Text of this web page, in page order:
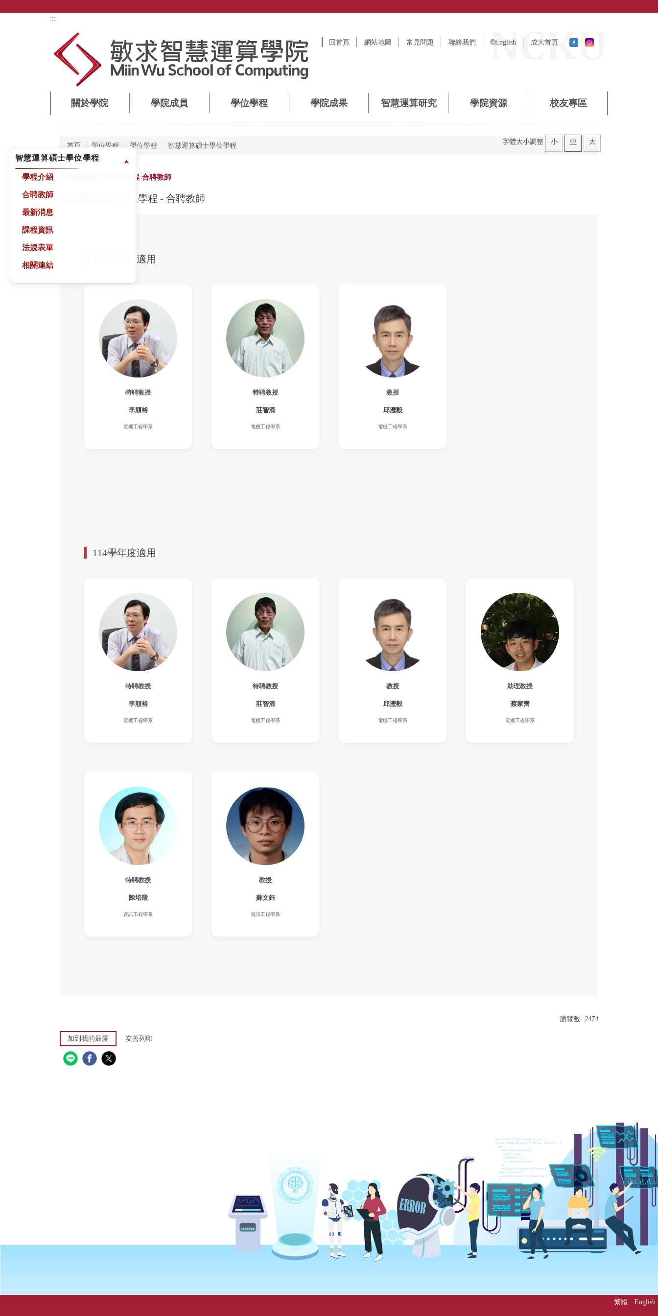
:::
回首頁 網站地圖 常見問題 聯絡我們 🌐English 成大首頁
關於學院 學院成員 學位學程 學院成果 智慧運算研究 學院資源 校友專區
首頁 學位學程 學位學程 智慧運算碩士學位學程
智慧運算碩士學位學程-合聘教師
字體大小調整 小 中 大
智慧運算碩士學位學程 - 合聘教師
115學年度適用
特聘教授
李順裕
電機工程學系
特聘教授
莊智清
電機工程學系
教授
邱瀝毅
電機工程學系
114學年度適用
特聘教授
李順裕
電機工程學系
特聘教授
莊智清
電機工程學系
教授
邱瀝毅
電機工程學系
助理教授
蔡家齊
電機工程學系
特聘教授
陳培殷
資訊工程學系
教授
蘇文鈺
資訊工程學系
瀏覽數: 2474
加到我的最愛 友善列印
智慧運算碩士學位學程 ⮝
學程介紹
合聘教師
最新消息
課程資訊
法規表單
相關連結
繁體 English